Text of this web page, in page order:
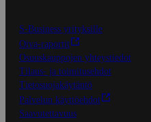
S-Business yrityksille
Oiva-raportit
Osuuskauppojen yhteystiedot
Tilaus- ja toimitusehdot
Tietosuojakäytäntö
Palvelun käyttöehdot
Saavutettavuus